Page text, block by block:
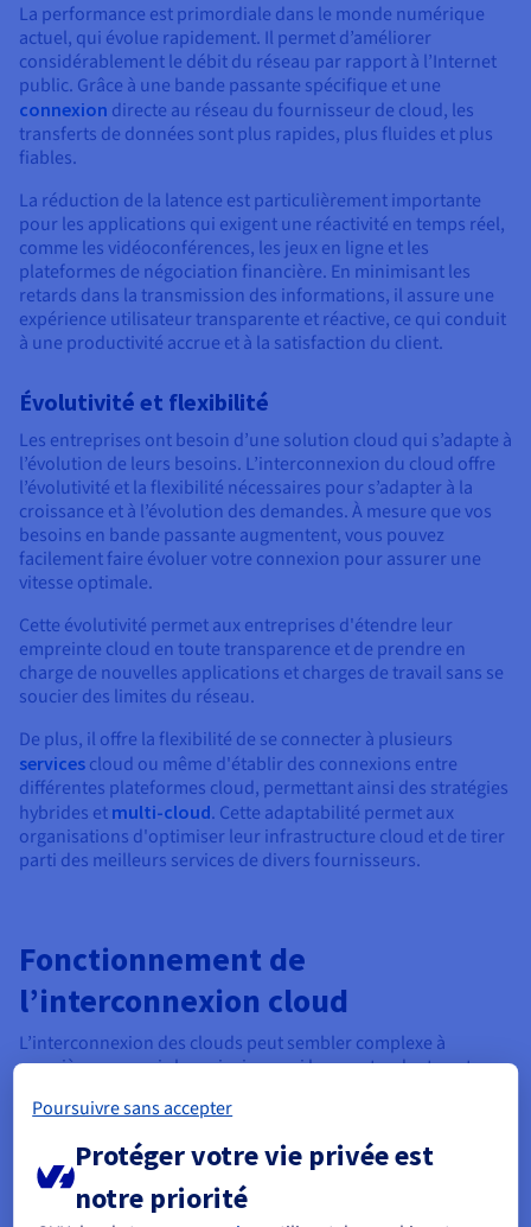
La performance est primordiale dans le monde numérique
actuel, qui évolue rapidement. Il permet d’améliorer
considérablement le débit du réseau par rapport à l’Internet
public. Grâce à une bande passante spécifique et une
connexion directe au réseau du fournisseur de cloud, les
transferts de données sont plus rapides, plus fluides et plus
fiables.
La réduction de la latence est particulièrement importante
pour les applications qui exigent une réactivité en temps réel,
comme les vidéoconférences, les jeux en ligne et les
plateformes de négociation financière. En minimisant les
retards dans la transmission des informations, il assure une
expérience utilisateur transparente et réactive, ce qui conduit
à une productivité accrue et à la satisfaction du client.
Évolutivité et flexibilité
Les entreprises ont besoin d’une solution cloud qui s’adapte à
l’évolution de leurs besoins. L’interconnexion du cloud offre
l’évolutivité et la flexibilité nécessaires pour s’adapter à la
croissance et à l’évolution des demandes. À mesure que vos
besoins en bande passante augmentent, vous pouvez
facilement faire évoluer votre connexion pour assurer une
vitesse optimale.
Cette évolutivité permet aux entreprises d'étendre leur
empreinte cloud en toute transparence et de prendre en
charge de nouvelles applications et charges de travail sans se
soucier des limites du réseau.
De plus, il offre la flexibilité de se connecter à plusieurs
services cloud ou même d'établir des connexions entre
différentes plateformes cloud, permettant ainsi des stratégies
hybrides et multi-cloud. Cette adaptabilité permet aux
organisations d'optimiser leur infrastructure cloud et de tirer
parti des meilleurs services de divers fournisseurs.
Fonctionnement de
l’interconnexion cloud
L’interconnexion des clouds peut sembler complexe à
première vue, mais les principes qui la sous-tendent sont
Établir des connexions directes avec les
fournisseurs de cloud
Le cœur du problème réside dans l'établissement d'une connexion
Poursuivre sans accepter
Protéger votre vie privée est
notre priorité